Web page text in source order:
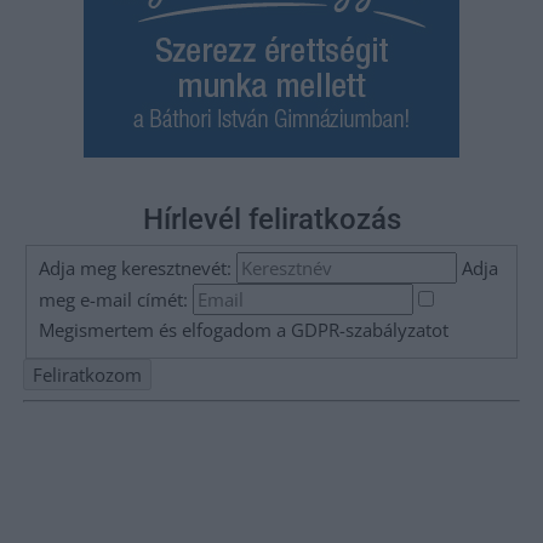
Hírlevél feliratkozás
Adja meg keresztnevét:
Adja
meg e-mail címét:
Megismertem és elfogadom a GDPR-szabályzatot